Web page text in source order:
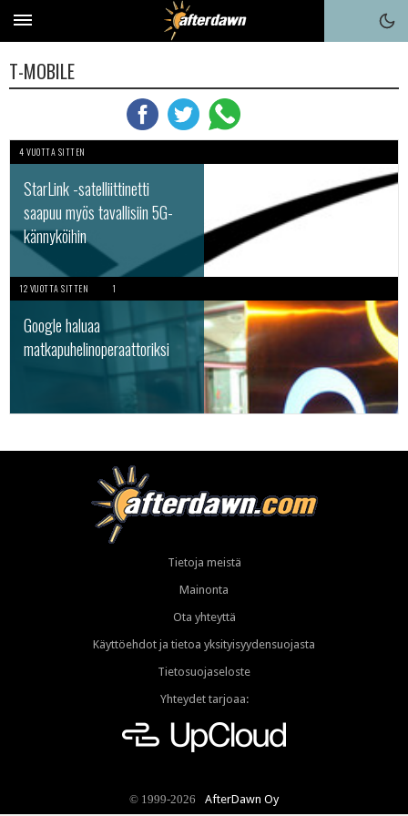
T-MOBILE
4 VUOTTA SITTEN
StarLink -satelliittinetti
saapuu myös tavallisiin 5G-
kännyköihin
12 VUOTTA SITTEN 1
Google haluaa
matkapuhelinoperaattoriksi
Tietoja meistä
Mainonta
Ota yhteyttä
Käyttöehdot ja tietoa yksityisyydensuojasta
Tietosuojaseloste
Yhteydet tarjoaa:
© 1999-2026 AfterDawn Oy